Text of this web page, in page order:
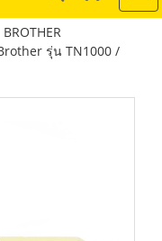
BROTHER
รุ่น TN1000 /